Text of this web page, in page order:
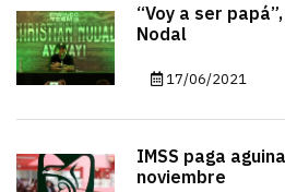
“Voy a ser
Nodal
17/06/2021
IMSS paga
noviembre